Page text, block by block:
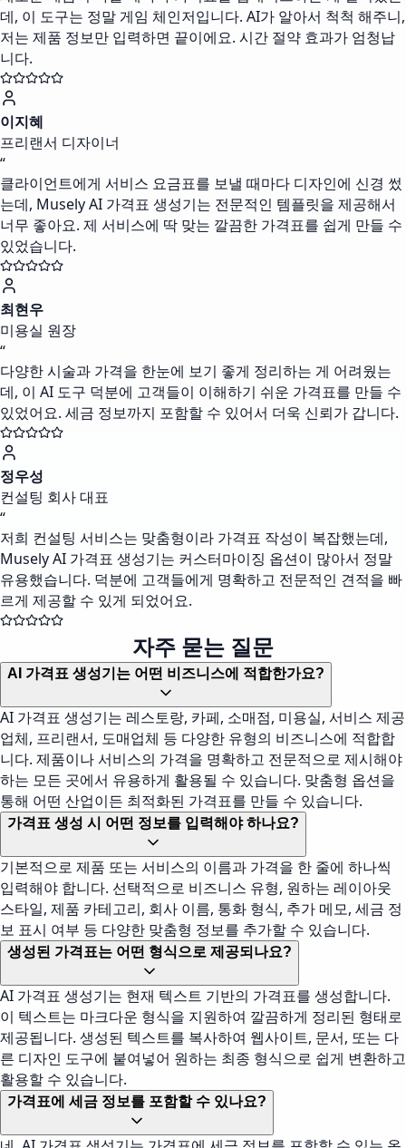
데, 이 도구는 정말 게임 체인저입니다. AI가 알아서 척척 해주니,
저는 제품 정보만 입력하면 끝이에요. 시간 절약 효과가 엄청납
니다.
이지혜
프리랜서 디자이너
“
클라이언트에게 서비스 요금표를 보낼 때마다 디자인에 신경 썼
는데, Musely AI 가격표 생성기는 전문적인 템플릿을 제공해서
너무 좋아요. 제 서비스에 딱 맞는 깔끔한 가격표를 쉽게 만들 수
있었습니다.
최현우
미용실 원장
“
다양한 시술과 가격을 한눈에 보기 좋게 정리하는 게 어려웠는
데, 이 AI 도구 덕분에 고객들이 이해하기 쉬운 가격표를 만들 수
있었어요. 세금 정보까지 포함할 수 있어서 더욱 신뢰가 갑니다.
정우성
컨설팅 회사 대표
“
저희 컨설팅 서비스는 맞춤형이라 가격표 작성이 복잡했는데,
Musely AI 가격표 생성기는 커스터마이징 옵션이 많아서 정말
유용했습니다. 덕분에 고객들에게 명확하고 전문적인 견적을 빠
르게 제공할 수 있게 되었어요.
자주 묻는 질문
AI 가격표 생성기는 어떤 비즈니스에 적합한가요?
AI 가격표 생성기는 레스토랑, 카페, 소매점, 미용실, 서비스 제공
업체, 프리랜서, 도매업체 등 다양한 유형의 비즈니스에 적합합
니다. 제품이나 서비스의 가격을 명확하고 전문적으로 제시해야
하는 모든 곳에서 유용하게 활용될 수 있습니다. 맞춤형 옵션을
통해 어떤 산업이든 최적화된 가격표를 만들 수 있습니다.
가격표 생성 시 어떤 정보를 입력해야 하나요?
기본적으로 제품 또는 서비스의 이름과 가격을 한 줄에 하나씩
입력해야 합니다. 선택적으로 비즈니스 유형, 원하는 레이아웃
스타일, 제품 카테고리, 회사 이름, 통화 형식, 추가 메모, 세금 정
보 표시 여부 등 다양한 맞춤형 정보를 추가할 수 있습니다.
생성된 가격표는 어떤 형식으로 제공되나요?
AI 가격표 생성기는 현재 텍스트 기반의 가격표를 생성합니다.
이 텍스트는 마크다운 형식을 지원하여 깔끔하게 정리된 형태로
제공됩니다. 생성된 텍스트를 복사하여 웹사이트, 문서, 또는 다
른 디자인 도구에 붙여넣어 원하는 최종 형식으로 쉽게 변환하고
활용할 수 있습니다.
가격표에 세금 정보를 포함할 수 있나요?